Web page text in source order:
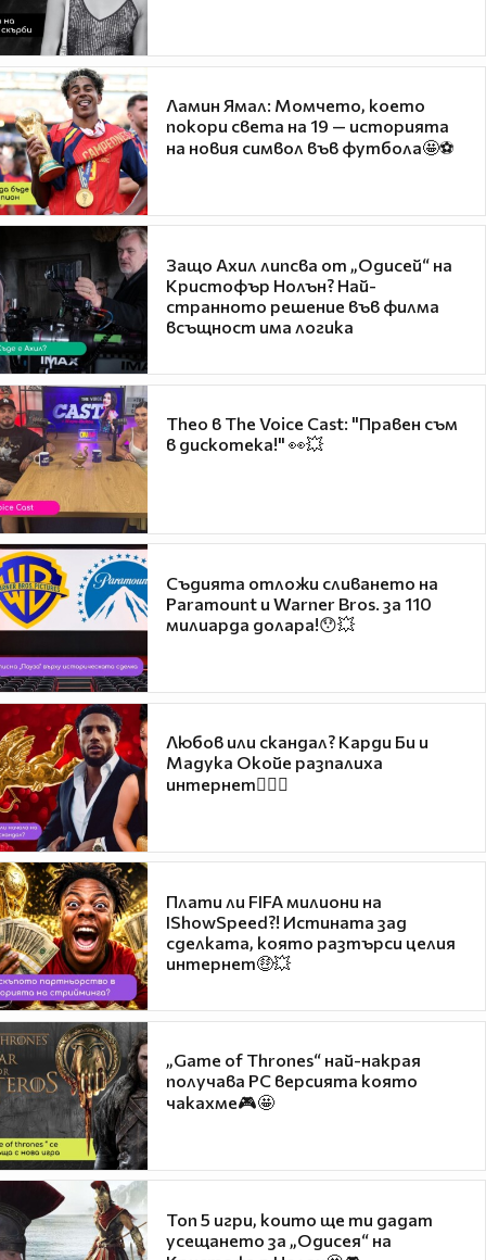
Ламин Ямал: Момчето, което
покори света на 19 — историята
на новия символ във футбола🤩⚽
Защо Ахил липсва от „Одисей“ на
Кристофър Нолън? Най-
странното решение във филма
всъщност има логика
Theo в The Voice Cast: "Правен съм
в дискотека!" 👀💥
Съдията отложи сливането на
Paramount и Warner Bros. за 110
милиарда долара!😯💥
Любов или скандал? Карди Би и
Мадука Окойе разпалиха
интернет❤️‍🔥🔥
Плати ли FIFA милиони на
IShowSpeed?! Истината зад
сделката, която разтърси целия
интернет🤑💥
„Game of Thrones“ най-накрая
получава PC версията която
чакахме🎮🤩
Топ 5 игри, които ще ти дадат
усещането за „Одисея“ на